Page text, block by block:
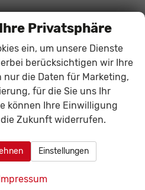
Verbrennungsmotor (ICE)
5-türig
vorhanden
Metallic
vorhanden
Privatsphäre
ein, um unsere Dienste
berücksichtigen wir Ihre
die Daten für Marketing,
für die Sie uns Ihr
können Ihre Einwilligung
Zukunft widerrufen.
Einstellungen